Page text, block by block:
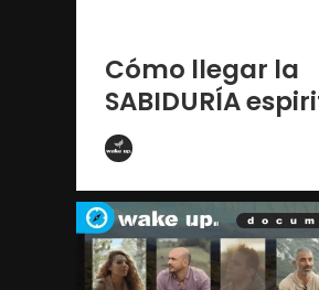
Cómo llegar la
SABIDURÍA